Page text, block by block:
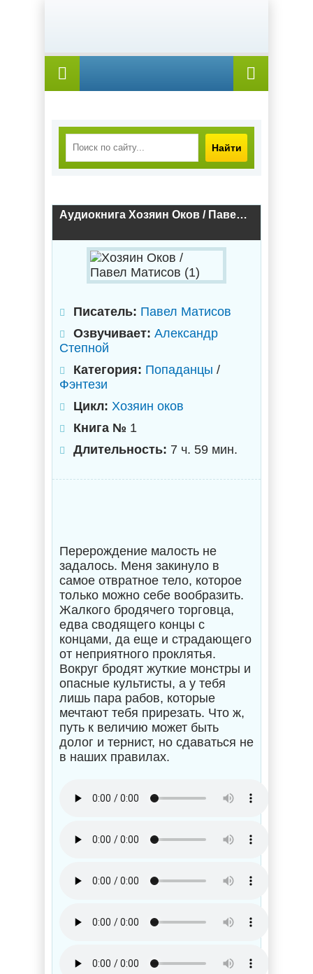
Найти
Аудиокнига Хозяин Оков / Павел Матисов (1)
Писатель: Павел Матисов
Озвучивает: Александр
Степной
Категория: Попаданцы /
Фэнтези
Цикл: Хозяин оков
Книга № 1
Длительность: 7 ч. 59 мин.
Перерождение малость не
задалось. Меня закинуло в
самое отвратное тело, которое
только можно себе вообразить.
Жалкого бродячего торговца,
едва сводящего концы с
концами, да еще и страдающего
от неприятного проклятья.
Вокруг бродят жуткие монстры и
опасные культисты, а у тебя
лишь пара рабов, которые
мечтают тебя прирезать. Что ж,
путь к величию может быть
долог и тернист, но сдаваться не
в наших правилах.